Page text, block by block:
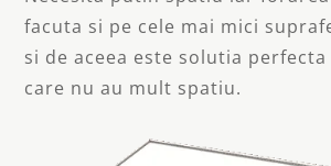
facuta si pe cele mai mici
si de aceea este solutia
care nu au mult spatiu.